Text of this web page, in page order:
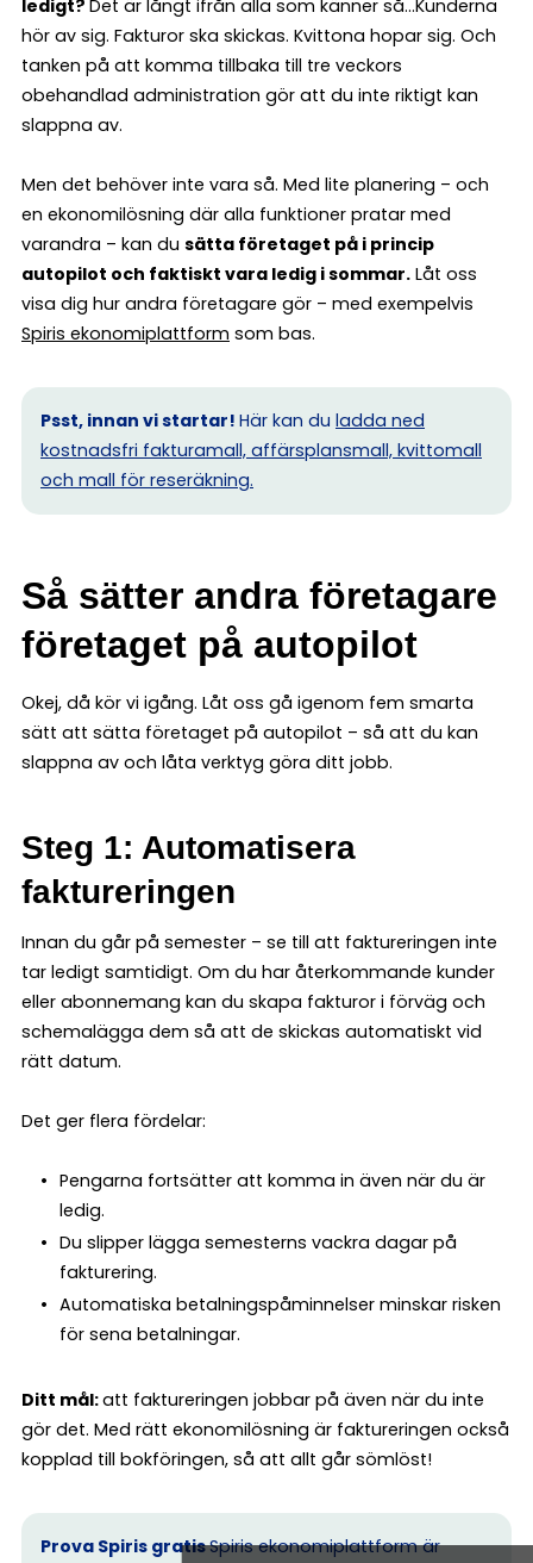
ledigt? Det är långt ifrån alla som känner så…Kunderna
hör av sig. Fakturor ska skickas. Kvittona hopar sig. Och
tanken på att komma tillbaka till tre veckors
obehandlad administration gör att du inte riktigt kan
slappna av.
Men det behöver inte vara så. Med lite planering – och
en ekonomilösning där alla funktioner pratar med
varandra – kan du sätta företaget på i princip
autopilot och faktiskt vara ledig i sommar. Låt oss
visa dig hur andra företagare gör – med exempelvis
Spiris ekonomiplattform som bas.
Psst, innan vi startar! Här kan du ladda ned
kostnadsfri fakturamall, affärsplansmall, kvittomall
och mall för reseräkning.
Så sätter andra företagare
företaget på autopilot
Okej, då kör vi igång. Låt oss gå igenom fem smarta
sätt att sätta företaget på autopilot – så att du kan
slappna av och låta verktyg göra ditt jobb.
Steg 1: Automatisera
faktureringen
Innan du går på semester – se till att faktureringen inte
tar ledigt samtidigt. Om du har återkommande kunder
eller abonnemang kan du skapa fakturor i förväg och
schemalägga dem så att de skickas automatiskt vid
rätt datum.
Det ger flera fördelar:
Pengarna fortsätter att komma in även när du är
ledig.
Du slipper lägga semesterns vackra dagar på
fakturering.
Automatiska betalningspåminnelser minskar risken
för sena betalningar.
Ditt mål:att faktureringen jobbar på även när du inte
gör det. Med rätt ekonomilösning är faktureringen också
kopplad till bokföringen, så att allt går sömlöst!
Prova Spiris gratisSpiris ekonomiplattform är